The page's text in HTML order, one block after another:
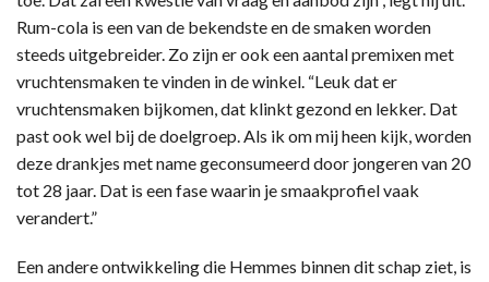
Rum-cola is een van de bekendste en de smaken worden
steeds uitgebreider. Zo zijn er ook een aantal premixen met
vruchtensmaken te vinden in de winkel. “Leuk dat er
vruchtensmaken bijkomen, dat klinkt gezond en lekker. Dat
past ook wel bij de doelgroep. Als ik om mij heen kijk, worden
deze drankjes met name geconsumeerd door jongeren van 20
tot 28 jaar. Dat is een fase waarin je smaakprofiel vaak
verandert.”
Een andere ontwikkeling die Hemmes binnen dit schap ziet, is